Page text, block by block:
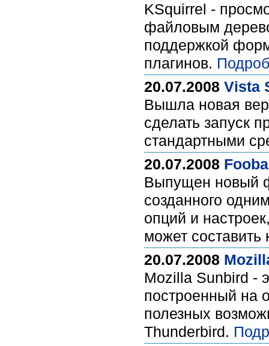
KSquirrel -
файловым
поддержкой
плагинов.
20.07.2008 Vista
Вышла новая
сделать запуск
стандартными
20.07.2008
Выпущен новый
созданного
опций и
может
20.07.2008
Mozilla Sunbird -
построенный на
полезных
Thunderbird.